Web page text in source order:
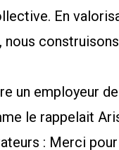
En
un employeur
le rappelait
: Merci